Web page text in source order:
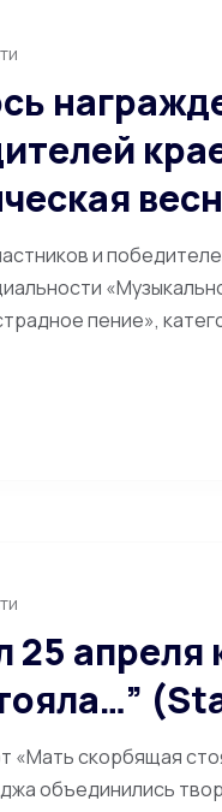
и
пение»,
апреля
«Мать скорбящая
объединились